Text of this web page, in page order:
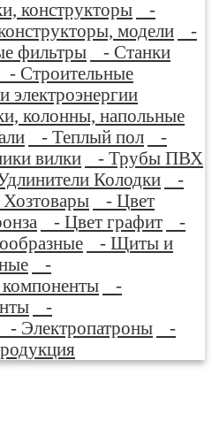
конструкторы
-
модели
-
фильтры
- Станки
- Строительные
электроэнергии
колонны, напольные
- Теплый пол
-
вилки
- Трубы ПВХ
Колодки
-
- Цвет
- Цвет графит
-
- Щиты и
-
компоненты
-
-
- Электропатроны
-